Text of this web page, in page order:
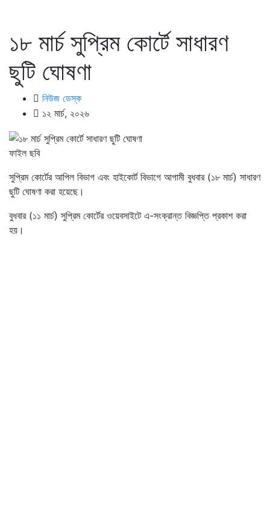
১৮ মার্চ সুপ্রিম কোর্টে সাধারণ
ছুটি ঘোষণা
নিউজ ডেস্ক
১২ মার্চ, ২০২৬
ফাইল ছবি
সুপ্রিম কোর্টের আপিল বিভাগ এবং হাইকোর্ট বিভাগে আগামী বুধবার (১৮ মার্চ) সাধারণ
ছুটি ঘোষণা করা হয়েছে।
বুধবার (১১ মার্চ) সুপ্রিম কোর্টের ওয়েবসাইটে এ-সংক্রান্ত বিজ্ঞপ্তি প্রকাশ করা
হয়।